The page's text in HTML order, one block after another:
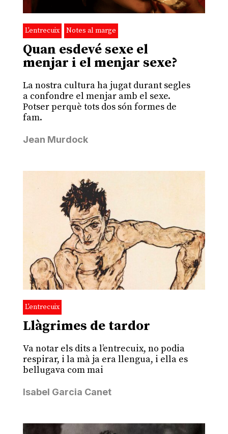
L'entrecuix Notes al marge
Quan esdevé sexe el
menjar i el menjar sexe?
La nostra cultura ha jugat durant segles
a confondre el menjar amb el sexe.
Potser perquè tots dos són formes de
fam.
Jean Murdock
L'entrecuix
Llàgrimes de tardor
Va notar els dits a l’entrecuix, no podia
respirar, i la mà ja era llengua, i ella es
bellugava com mai
Isabel Garcia Canet